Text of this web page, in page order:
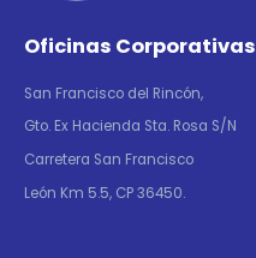
Oficinas Corporativas
San Francisco del Rincón,
Gto. Ex Hacienda Sta. Rosa S/N
Carretera San Francisco
León Km 5.5, CP 36450.